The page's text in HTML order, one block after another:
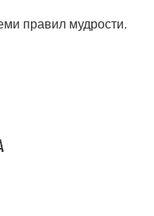
правил мудрости.